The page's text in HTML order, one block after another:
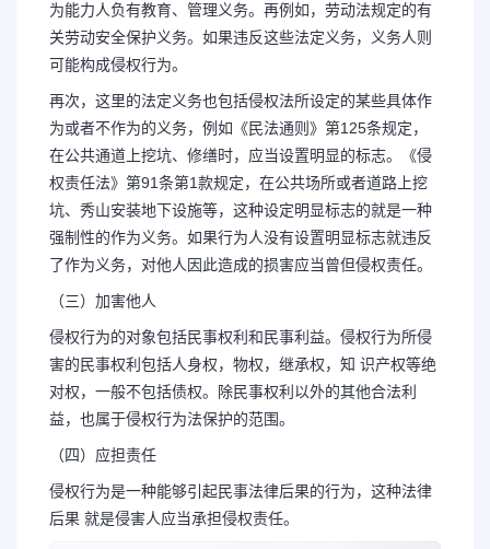
为能力人负有教育、管理义务。再例如，劳动法规定的有
关劳动安全保护义务。如果违反这些法定义务，义务人则
可能构成侵权行为。
再次，这里的法定义务也包括侵权法所设定的某些具体作
为或者不作为的义务，例如《民法通则》第125条规定，
在公共通道上挖坑、修缮时，应当设置明显的标志。《侵
权责任法》第91条第1款规定，在公共场所或者道路上挖
坑、秀山安装地下设施等，这种设定明显标志的就是一种
强制性的作为义务。如果行为人没有设置明显标志就违反
了作为义务，对他人因此造成的损害应当曾但侵权责任。
（三）加害他人
侵权行为的对象包括民事权利和民事利益。侵权行为所侵
害的民事权利包括人身权，物权，继承权，知 识产权等绝
对权，一般不包括债权。除民事权利以外的其他合法利
益，也属于侵权行为法保护的范围。
（四）应担责任
侵权行为是一种能够引起民事法律后果的行为，这种法律
后果 就是侵害人应当承担侵权责任。
长按图片识别二维